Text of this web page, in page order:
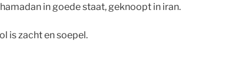
in goede staat, geknoopt in iran.
is zacht en soepel.